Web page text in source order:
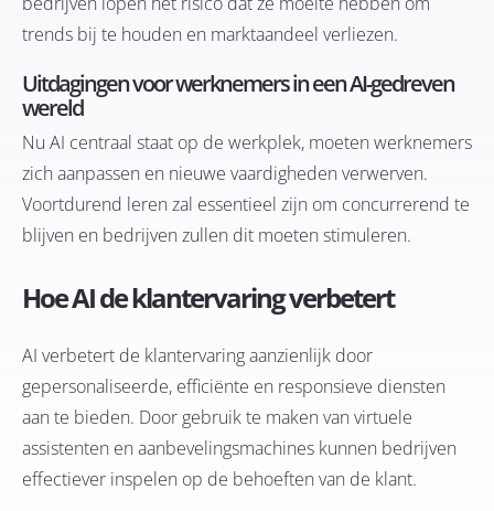
trends bij te houden en marktaandeel verliezen.
Uitdagingen voor werknemers in een AI-gedreven
wereld
Nu AI centraal staat op de werkplek, moeten werknemers
zich aanpassen en nieuwe vaardigheden verwerven.
Voortdurend leren zal essentieel zijn om concurrerend te
blijven en bedrijven zullen dit moeten stimuleren.
Hoe AI de klantervaring verbetert
AI verbetert de klantervaring aanzienlijk door
gepersonaliseerde, efficiënte en responsieve diensten
aan te bieden. Door gebruik te maken van virtuele
assistenten en aanbevelingsmachines kunnen bedrijven
effectiever inspelen op de behoeften van de klant.